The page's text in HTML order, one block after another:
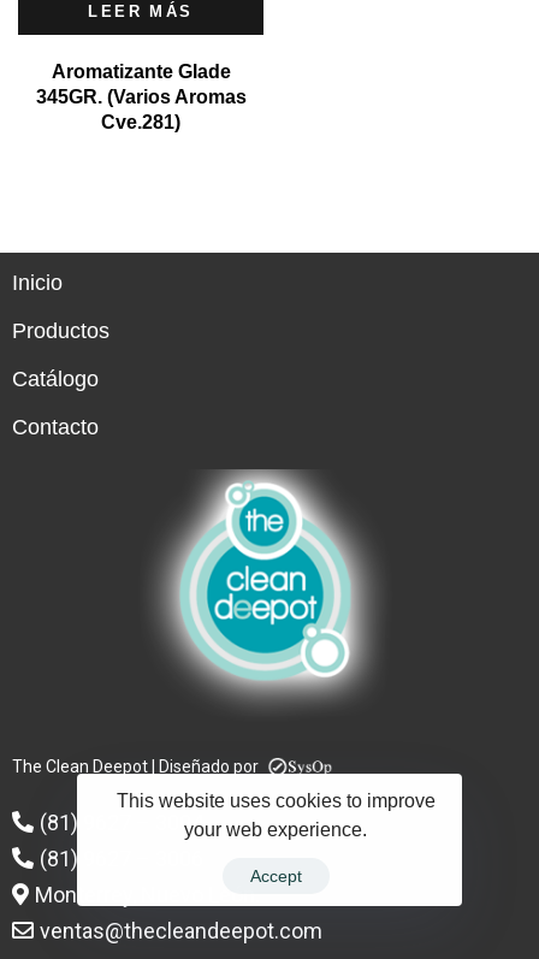
LEER MÁS
Aromatizante Glade
345GR. (Varios Aromas
Cve.281)
Inicio
Productos
Catálogo
Contacto
The Clean Deepot | Diseñado por
(81) 9627 – 3004
(81) 9627 – 3006
Monterrey, Nuevo León.
ventas@thecleandeepot.com
This website uses cookies to improve
your web experience.
Accept